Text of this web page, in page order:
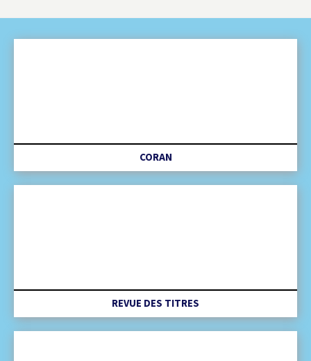
CORAN
REVUE DES TITRES